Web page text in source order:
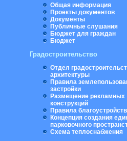
Общая информация
Проекты документов
Документы
Публичные слушания
Бюджет для граждан
Бюджет
Градостроительство
Отдел
архитектуры
Правила
застройки
Размещение рекламных
конструкций
Правила
Концепция создания
парковочного
Схема теплоснабжения